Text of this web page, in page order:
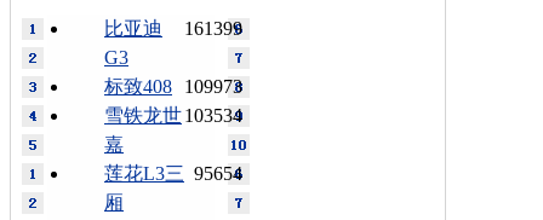
161399
比亚迪
G3
109973
标致408
103534
雪铁龙世
嘉
95654
莲花L3三
厢